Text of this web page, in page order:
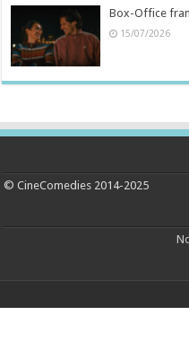
Box-Office
15/07/2026
© CineComedies 2014-2025